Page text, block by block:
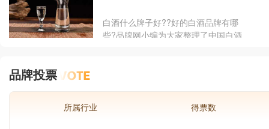
作为中国饮食文化历史内涵的传承力
量，却一直没有在世界非遗名录中展现
级非遗迈进。
白酒什么牌子好??好的白酒品牌有哪
些?品牌网小编为大家整理了中国白酒
品牌投票
所属行业 得票数